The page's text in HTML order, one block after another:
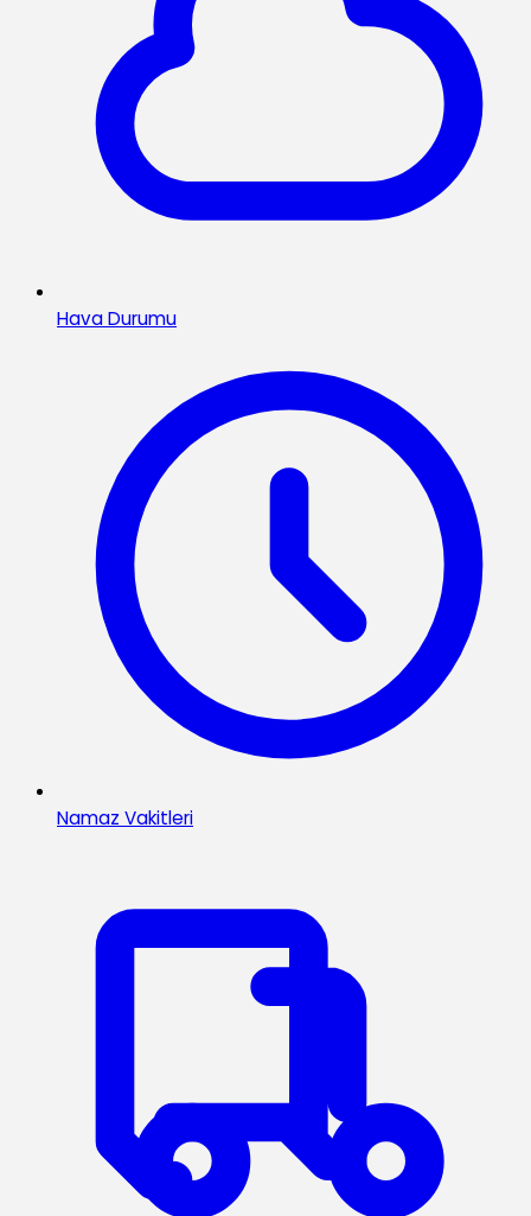
Hava Durumu
Namaz Vakitleri